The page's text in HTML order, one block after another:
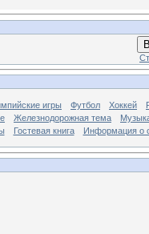
игры Футбол Хоккей
Железнодорожная тема
Гостевая книга Информация о